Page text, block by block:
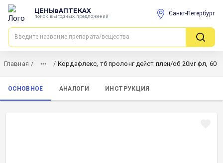
ЦЕНЫвАПТЕКАХ
поиск выгодных предложений Санкт-Петербург
Главная / / Кордафлекс, тб пролонг дейст плен/об 20мг фл, 60
ОСНОВНОЕ АНАЛОГИ ИНСТРУКЦИЯ